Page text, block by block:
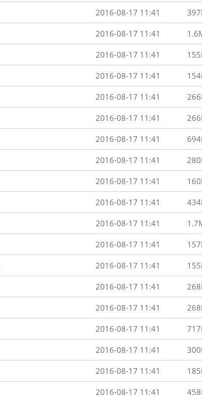
2016-08-17 11:41
2016-08-17 11:41
2016-08-17 11:41
2016-08-17 11:41
2016-08-17 11:41
2016-08-17 11:41
2016-08-17 11:41
2016-08-17 11:41
2016-08-17 11:41
2016-08-17 11:41
2016-08-17 11:41
2016-08-17 11:41
2016-08-17 11:41
2016-08-17 11:41
2016-08-17 11:41
2016-08-17 11:41
2016-08-17 11:41
2016-08-17 11:41
2016-08-17 11:41